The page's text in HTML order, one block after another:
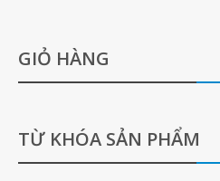
GIỎ HÀNG
TỪ KHÓA SẢN PHẨM